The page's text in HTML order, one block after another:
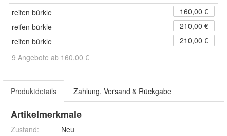
reifen bürkle
160,00 €
reifen bürkle
210,00 €
reifen bürkle
210,00 €
9 Angebote ab 160,00 €
Produktdetails Zahlung, Versand & Rückgabe
Artikelmerkmale
Zustand:
Neu